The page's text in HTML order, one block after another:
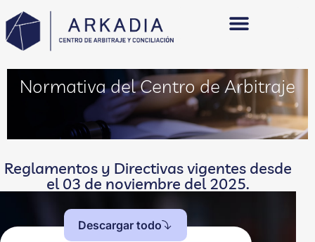
Normativa del Centro de Arbitraje
Reglamentos y Directivas vigentes desde
el 03 de noviembre del 2025.
Descargar todo